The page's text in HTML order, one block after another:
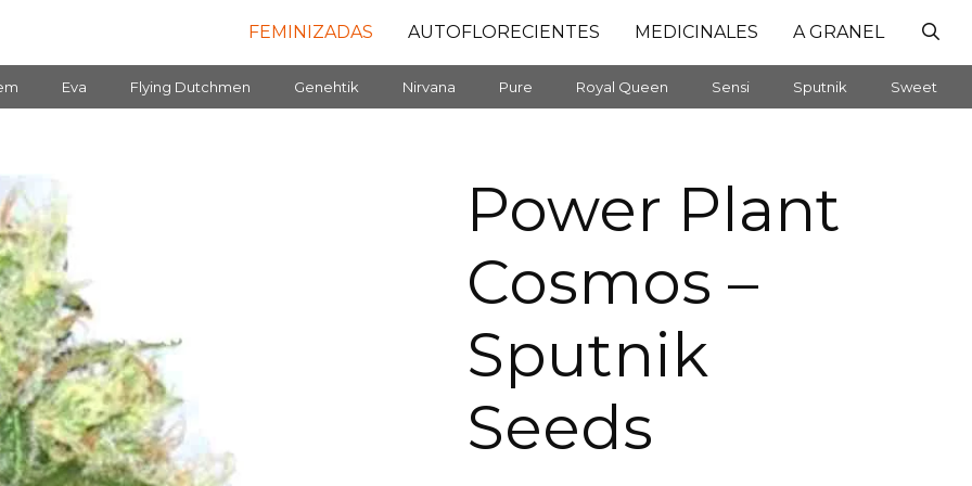
FEMINIZADAS AUTOFLORECIENTES MEDICINALES A GRANEL
Eva Flying Dutchmen Genehtik Nirvana Pure Royal Queen Sensi Sputnik Sweet
Power Plant
Cosmos –
Sputnik
Seeds